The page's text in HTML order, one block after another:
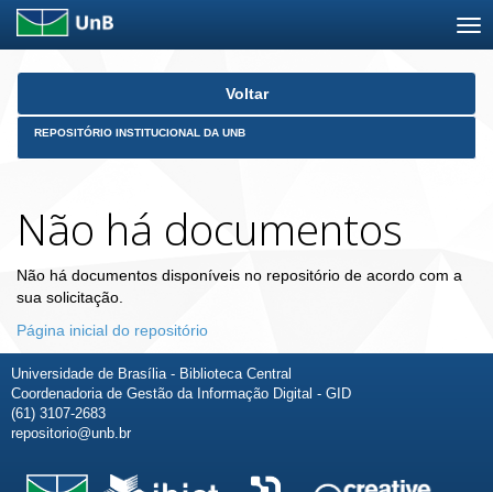
Skip
Voltar
REPOSITÓRIO INSTITUCIONAL DA UNB
Não há documentos
Não há documentos disponíveis no repositório de acordo com a
sua solicitação.
Página inicial do repositório
Universidade de Brasília - Biblioteca Central
Coordenadoria de Gestão da Informação Digital - GID
(61) 3107-2683
repositorio@unb.br